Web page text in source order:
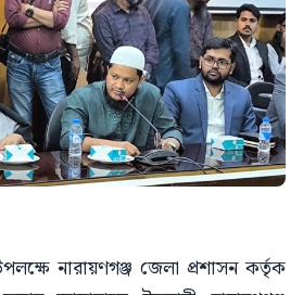
নারায়ণগঞ্জ জেলা প্রশাসন কর্তৃক